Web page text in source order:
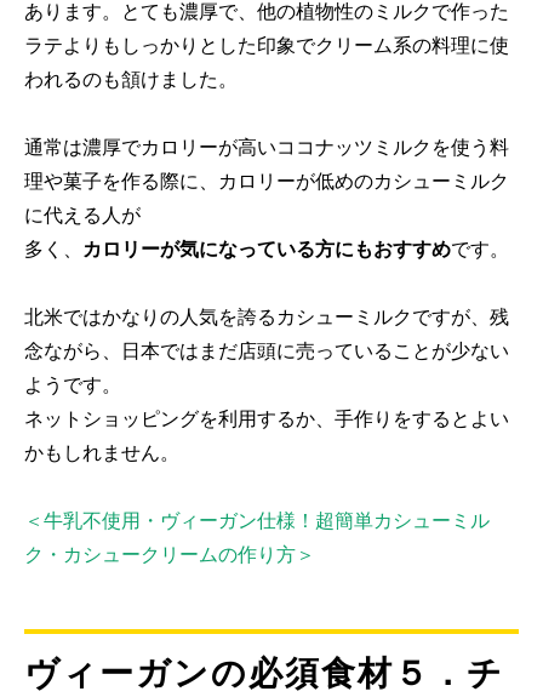
あります。とても濃厚で、他の植物性のミルクで作った
ラテよりもしっかりとした印象でクリーム系の料理に使
われるのも頷けました。
通常は濃厚でカロリーが高いココナッツミルクを使う料
理や菓子を作る際に、カロリーが低めのカシューミルク
に代える人が
多く、 カロリーが気になっている方にもおすすめです。
北米ではかなりの人気を誇るカシューミルクですが、残
念ながら、日本ではまだ店頭に売っていることが少ない
ようです。
ネットショッピングを利用するか、手作りをするとよい
かもしれません。
＜牛乳不使用・ヴィーガン仕様！超簡単カシューミル
ク・カシュークリームの作り方＞
ヴィーガンの必須食材５．チ